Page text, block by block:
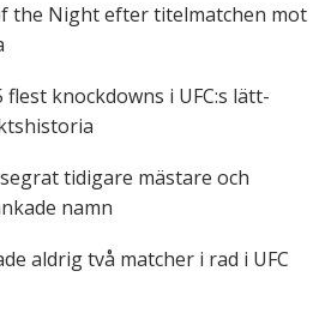
the Night efter titelmatchen mot
flest knockdowns i UFC:s lätt-
tidigare mästare och
namn
aldrig två matcher i rad i UFC